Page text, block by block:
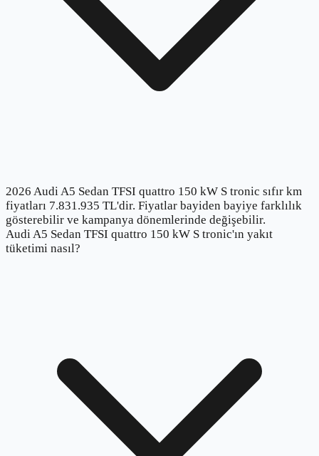
2026 Audi A5 Sedan TFSI quattro 150 kW S tronic sıfır km
fiyatları 7.831.935 TL'dir. Fiyatlar bayiden bayiye farklılık
gösterebilir ve kampanya dönemlerinde değişebilir.
Audi A5 Sedan TFSI quattro 150 kW S tronic'ın yakıt
tüketimi nasıl?